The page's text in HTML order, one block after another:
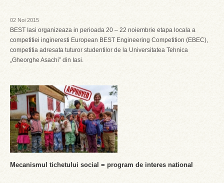
02 Noi 2015
BEST Iasi organizeaza in perioada 20 – 22 noiembrie etapa locala a
competitiei ingineresti European BEST Engineering Competition (EBEC),
competitia adresata tuturor studentilor de la Universitatea Tehnica
„Gheorghe Asachi” din Iasi.
Mecanismul tichetului social = program de interes national